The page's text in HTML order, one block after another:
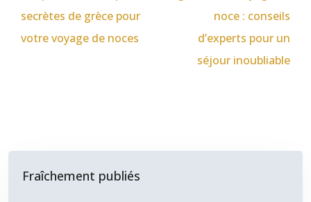
secrètes de grèce pour
votre voyage de noces
noce : conseils
d’experts pour un
séjour inoubliable
Fraîchement publiés